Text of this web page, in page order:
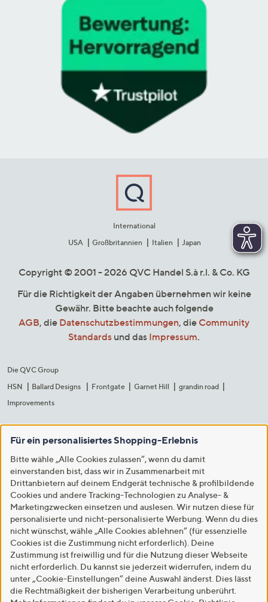
International
USA
Großbritannien Italien Japan
Copyright © 2001 - 2026 QVC Handel S.à r.l. & Co. KG
Für die Richtigkeit der Angaben übernehmen wir keine
Gewähr. Bitte beachte auch folgende
AGB, die Datenschutzbestimmungen, die Community
Standards und das Impressum.
Die QVC Group
HSN
Ballard Designs Frontgate Garnet Hill
grandin road
Improvements
Für ein personalisiertes Shopping-Erlebnis
Bitte wähle „Alle Cookies zulassen“, wenn du damit
einverstanden bist, dass wir in Zusammenarbeit mit
Drittanbietern auf deinem Endgerät technische & profilbildende
Cookies und andere Tracking-Technologien zu Analyse- &
Marketingzwecken einsetzen und auslesen. Wir nutzen diese für
personalisierte und nicht-personalisierte Werbung. Wenn du dies
nicht wünschst, wähle „Alle Cookies ablehnen“ (für essenzielle
Cookies ist die Zustimmung nicht erforderlich). Deine
Zustimmung ist freiwillig und für die Nutzung dieser Webseite
nicht erforderlich. Du kannst sie jederzeit widerrufen, indem du
unter „Cookie-Einstellungen“ deine Auswahl änderst. Dies lässt
die Rechtmäßigkeit der bisherigen Verarbeitung unberührt.